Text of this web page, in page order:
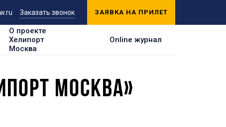
Заказать звонок ЗАЯВКА НА ПРИЛЕТ
О проекте
Хелипорт
Москва
Online журнал
МОСКВА»